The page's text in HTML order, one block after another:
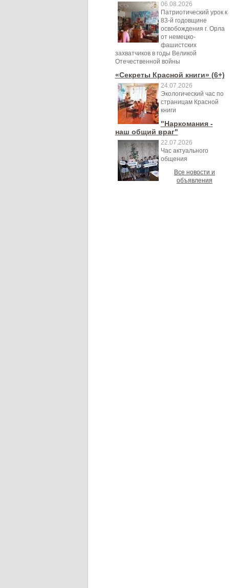
06.08.2026
Патриотический урок к
83-й годовщине
освобождения г. Орла
от немецко-
фашистских
захватчиков в годы Великой
Отечественной войны
«Секреты Красной книги» (6+)
24.07.2026
Экологический час по
страницам Красной
книги
"Наркомания -
наш общий враг"
22.07.2026
Час актуального
общения
Все новости и
объявления